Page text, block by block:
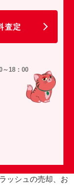
査定
～18：00
ッシュの売却、お